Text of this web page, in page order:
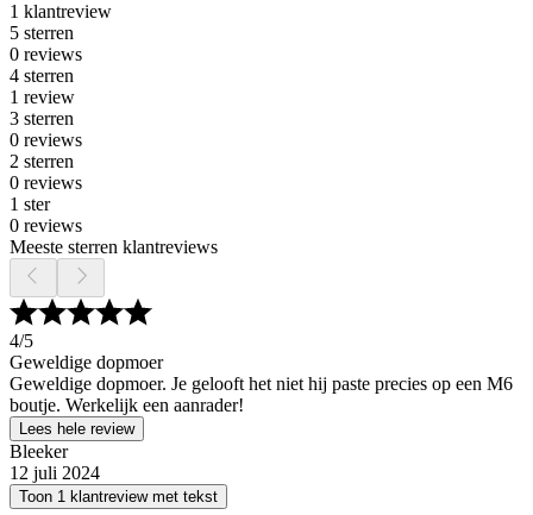
1 klantreview
5 sterren
0 reviews
4 sterren
1 review
3 sterren
0 reviews
2 sterren
0 reviews
1 ster
0 reviews
Meeste sterren klantreviews
4/5
Geweldige dopmoer
Geweldige dopmoer. Je gelooft het niet hij paste precies op een M6
boutje. Werkelijk een aanrader!
Lees hele review
Bleeker
12 juli 2024
Toon 1 klantreview met tekst